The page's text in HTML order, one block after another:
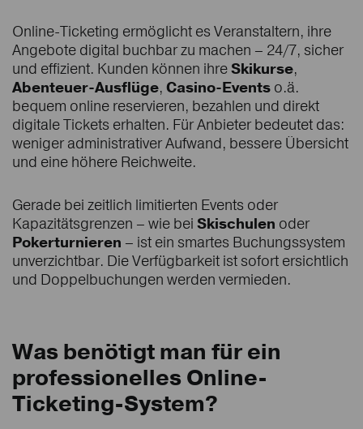
Online-Ticketing ermöglicht es Veranstaltern, ihre
Angebote digital buchbar zu machen – 24/7, sicher
und effizient. Kunden können ihreSkikurse,
Abenteuer-Ausflüge, Casino-Events o.ä.
bequem online reservieren, bezahlen und direkt
digitale Tickets erhalten. Für Anbieter bedeutet das:
weniger administrativer Aufwand, bessere Übersicht
und eine höhere Reichweite.
Gerade bei zeitlich limitierten Events oder
Kapazitätsgrenzen – wie bei Skischulen oder
Pokerturnieren – ist ein smartes Buchungssystem
unverzichtbar. Die Verfügbarkeit ist sofort ersichtlich
und Doppelbuchungen werden vermieden.
Was benötigt man für ein
professionelles Online-
Ticketing-System?